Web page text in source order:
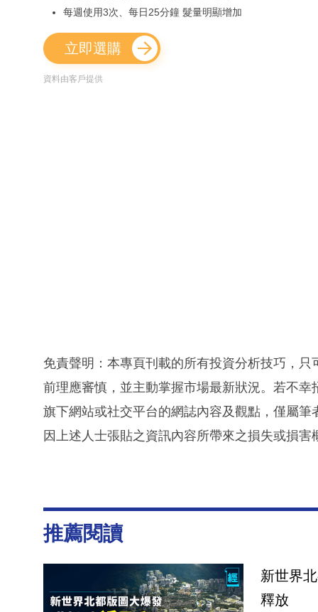
每週使用3次、每日25分鐘 髮量明顯增加
立即選購
資料由客戶提供
免責聲明：本專頁刊載的所有投資分析技巧，
前理應審慎，並主動掌握市場最新狀況。若不
旗下網站或社交平台的網誌內容及觀點，僅屬
因上述人士張貼之資訊內容所帶來之損失或損害
推薦閱讀
新世界
釋放